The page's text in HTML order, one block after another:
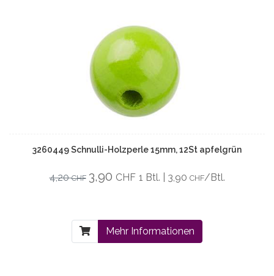
3260449 Schnulli-Holzperle 15mm, 12St apfelgrün
4,20CHF 3,90 CHF 1 Btl. | 3,90 CHF/Btl.
Mehr Informationen